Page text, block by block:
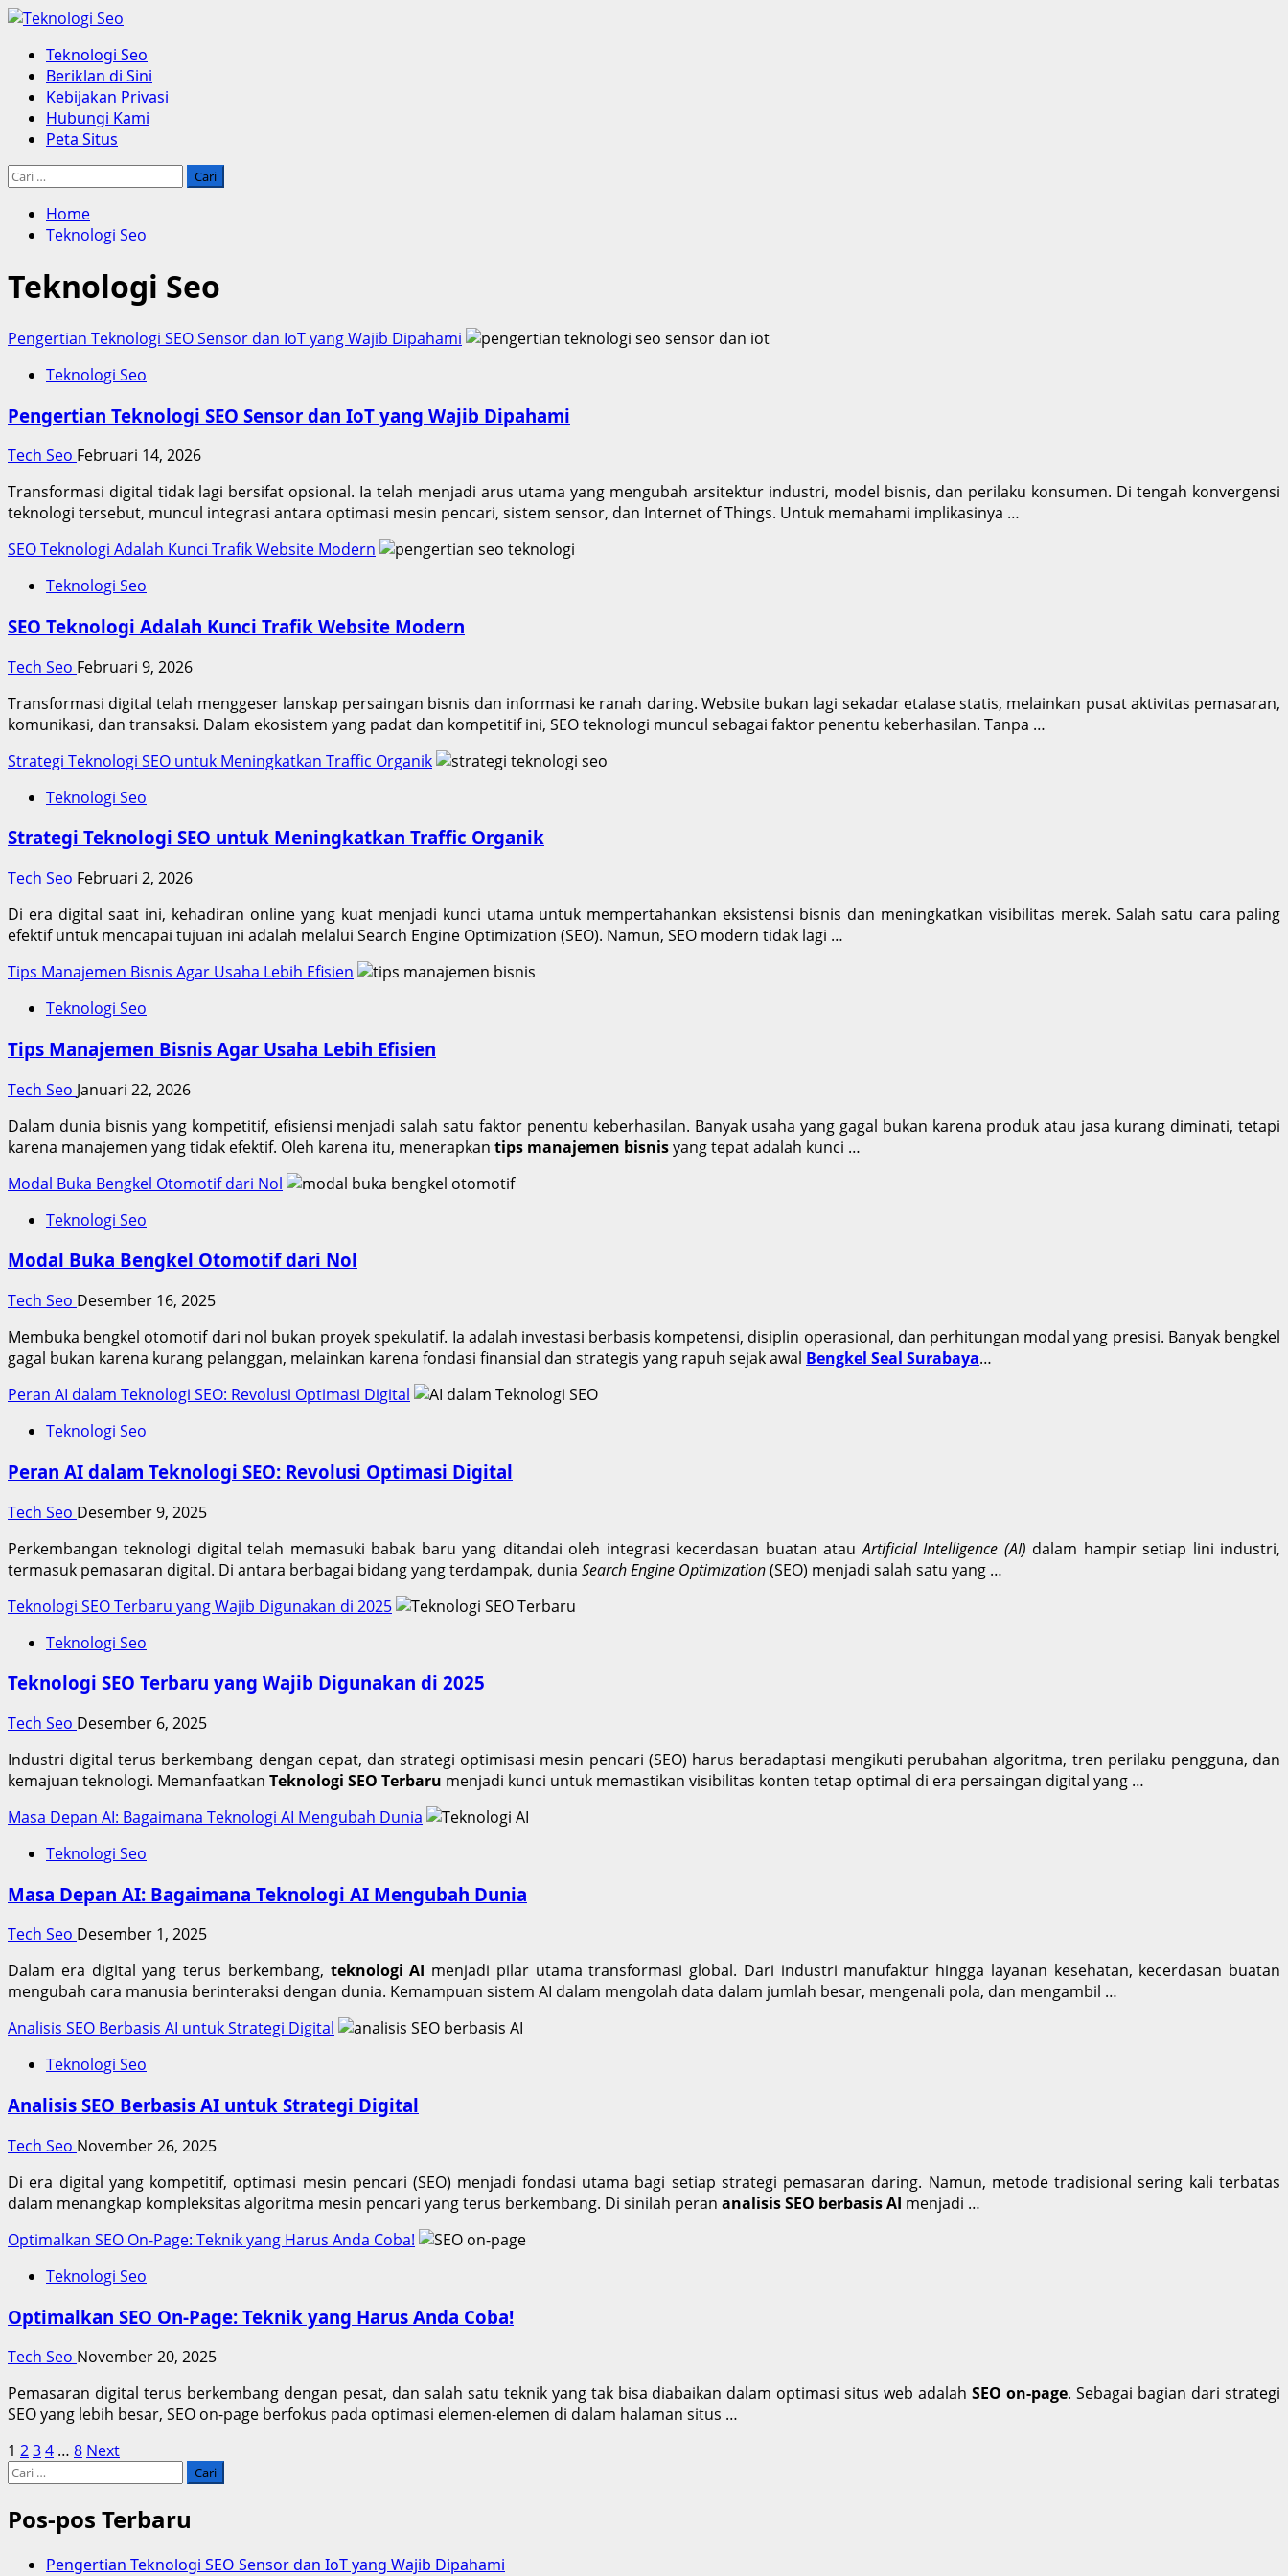
Skip
content
Primary
Menu
Teknologi Seo
Beriklan di Sini
Kebijakan Privasi
Hubungi Kami
Peta Situs
Cari
Home
Teknologi Seo
Teknologi Seo
Pengertian Teknologi SEO Sensor dan IoT yang Wajib Dipahami
Teknologi Seo
Pengertian Teknologi SEO Sensor dan IoT yang Wajib Dipahami
Tech Seo Februari 14, 2026
Transformasi digital tidak lagi bersifat opsional. Ia telah menjadi arus utama yang mengubah arsitektur industri, model bisnis, dan perilaku konsumen. Di tengah konvergensi
teknologi tersebut, muncul integrasi antara optimasi mesin pencari, sistem sensor, dan Internet of Things. Untuk memahami implikasinya …
SEO Teknologi Adalah Kunci Trafik Website Modern
Teknologi Seo
SEO Teknologi Adalah Kunci Trafik Website Modern
Tech Seo Februari 9, 2026
Transformasi digital telah menggeser lanskap persaingan bisnis dan informasi ke ranah daring. Website bukan lagi sekadar etalase statis, melainkan pusat aktivitas pemasaran,
komunikasi, dan transaksi. Dalam ekosistem yang padat dan kompetitif ini, SEO teknologi muncul sebagai faktor penentu keberhasilan. Tanpa …
Strategi Teknologi SEO untuk Meningkatkan Traffic Organik
Teknologi Seo
Strategi Teknologi SEO untuk Meningkatkan Traffic Organik
Tech Seo Februari 2, 2026
Di era digital saat ini, kehadiran online yang kuat menjadi kunci utama untuk mempertahankan eksistensi bisnis dan meningkatkan visibilitas merek. Salah satu cara paling
efektif untuk mencapai tujuan ini adalah melalui Search Engine Optimization (SEO). Namun, SEO modern tidak lagi …
Tips Manajemen Bisnis Agar Usaha Lebih Efisien
Teknologi Seo
Tips Manajemen Bisnis Agar Usaha Lebih Efisien
Tech Seo Januari 22, 2026
Dalam dunia bisnis yang kompetitif, efisiensi menjadi salah satu faktor penentu keberhasilan. Banyak usaha yang gagal bukan karena produk atau jasa kurang diminati, tetapi
karena manajemen yang tidak efektif. Oleh karena itu, menerapkan tips manajemen bisnisyang tepat adalah kunci …
Modal Buka Bengkel Otomotif dari Nol
Teknologi Seo
Modal Buka Bengkel Otomotif dari Nol
Tech Seo Desember 16, 2025
Membuka bengkel otomotif dari nol bukan proyek spekulatif. Ia adalah investasi berbasis kompetensi, disiplin operasional, dan perhitungan modal yang presisi. Banyak bengkel
gagal bukan karena kurang pelanggan, melainkan karena fondasi finansial dan strategis yang rapuh sejak awal Bengkel Seal Surabaya…
Peran AI dalam Teknologi SEO: Revolusi Optimasi Digital
Teknologi Seo
Peran AI dalam Teknologi SEO: Revolusi Optimasi Digital
Tech Seo Desember 9, 2025
Perkembangan teknologi digital telah memasuki babak baru yang ditandai oleh integrasi kecerdasan buatan atauArtificial Intelligence (AI) dalam hampir setiap lini industri,
termasuk pemasaran digital. Di antara berbagai bidang yang terdampak, dunia Search Engine Optimization(SEO) menjadi salah satu yang …
Teknologi SEO Terbaru yang Wajib Digunakan di 2025
Teknologi Seo
Teknologi SEO Terbaru yang Wajib Digunakan di 2025
Tech Seo Desember 6, 2025
Industri digital terus berkembang dengan cepat, dan strategi optimisasi mesin pencari (SEO) harus beradaptasi mengikuti perubahan algoritma, tren perilaku pengguna, dan
kemajuan teknologi. Memanfaatkan Teknologi SEO Terbaru menjadi kunci untuk memastikan visibilitas konten tetap optimal di era persaingan digital yang …
Masa Depan AI: Bagaimana Teknologi AI Mengubah Dunia
Teknologi Seo
Masa Depan AI: Bagaimana Teknologi AI Mengubah Dunia
Tech Seo Desember 1, 2025
Dalam era digital yang terus berkembang, teknologi AI menjadi pilar utama transformasi global. Dari industri manufaktur hingga layanan kesehatan, kecerdasan buatan
mengubah cara manusia berinteraksi dengan dunia. Kemampuan sistem AI dalam mengolah data dalam jumlah besar, mengenali pola, dan mengambil …
Analisis SEO Berbasis AI untuk Strategi Digital
Teknologi Seo
Analisis SEO Berbasis AI untuk Strategi Digital
Tech Seo November 26, 2025
Di era digital yang kompetitif, optimasi mesin pencari (SEO) menjadi fondasi utama bagi setiap strategi pemasaran daring. Namun, metode tradisional sering kali terbatas
dalam menangkap kompleksitas algoritma mesin pencari yang terus berkembang. Di sinilah peran analisis SEO berbasis AI menjadi …
Optimalkan SEO On-Page: Teknik yang Harus Anda Coba!
Teknologi Seo
Optimalkan SEO On-Page: Teknik yang Harus Anda Coba!
Tech Seo November 20, 2025
Pemasaran digital terus berkembang dengan pesat, dan salah satu teknik yang tak bisa diabaikan dalam optimasi situs web adalahSEO on-page. Sebagai bagian dari strategi
SEO yang lebih besar, SEO on-page berfokus pada optimasi elemen-elemen di dalam halaman situs …
Paginasi
pos
1 234 … 8 Next
Cari
Pos-pos Terbaru
Pengertian Teknologi SEO Sensor dan IoT yang Wajib Dipahami